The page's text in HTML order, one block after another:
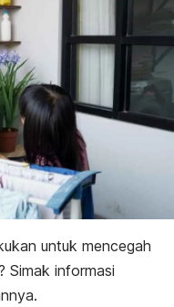
untuk mencegah
Simak informasi